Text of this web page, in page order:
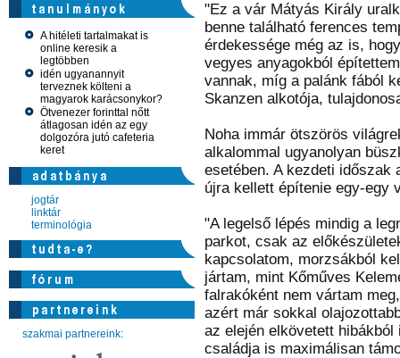
A hitéleti tartalmakat is
online keresik a
legtöbben
idén ugyanannyit
terveznek költeni a
magyarok karácsonykor?
Ötvenezer forinttal nőtt
átlagosan idén az egy
dolgozóra jutó cafeteria
keret
jogtár
linktár
terminológia
szakmai partnereink:
"Ez a vár Mátyás Király
benne található ferences
érdekessége még az is,
vegyes anyagokból
vannak, míg a palánk fából
Skanzen alkotója,
Noha immár ötszörös
alkalommal ugyanolyan
esetében. A kezdeti időszak
újra kellett építenie egy-egy
"A legelső lépés mindig a
parkot, csak az
kapcsolatom, morzsákból
jártam, mint Kőműves
falrakóként nem vártam
azért már sokkal
az elején elkövetett
családja is maximálisan